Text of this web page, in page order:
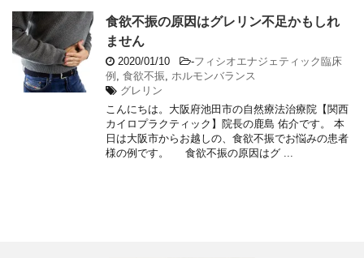
食欲不振の原因はグレリン不足かもしれ
ません
2020/01/10 -フィシオエナジェティック臨床
例 食欲不振
ホルモンバランス
グレリン
こんにちは。大阪府池田市の自然療法治療院【関西
カイロプラクティック】院長の鹿島 佑介です。 本
日は大阪市からお越しの、食欲不振でお悩みの患者
様の例です。 食欲不振の原因はグ ...